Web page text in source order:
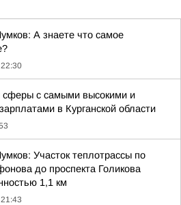
А знаете что самое
сферы с самыми высокими и
в Курганской области
Участок теплотрассы по
до проспекта Голикова
1,1 км